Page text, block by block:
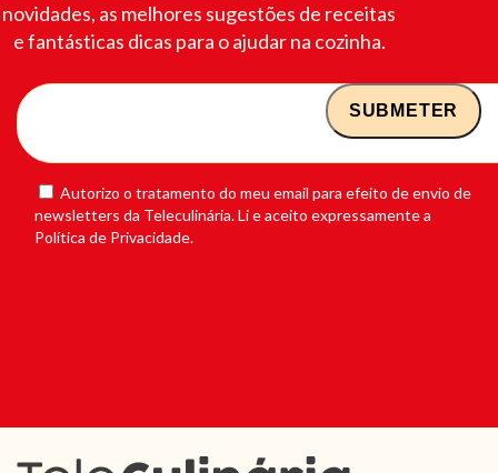
novidades, as melhores sugestões de receitas
e fantásticas dicas para o ajudar na cozinha.
Autorizo o tratamento do meu email para efeito de envio de
newsletters da Teleculinária. Li e aceito expressamente a
Política de Privacidade.